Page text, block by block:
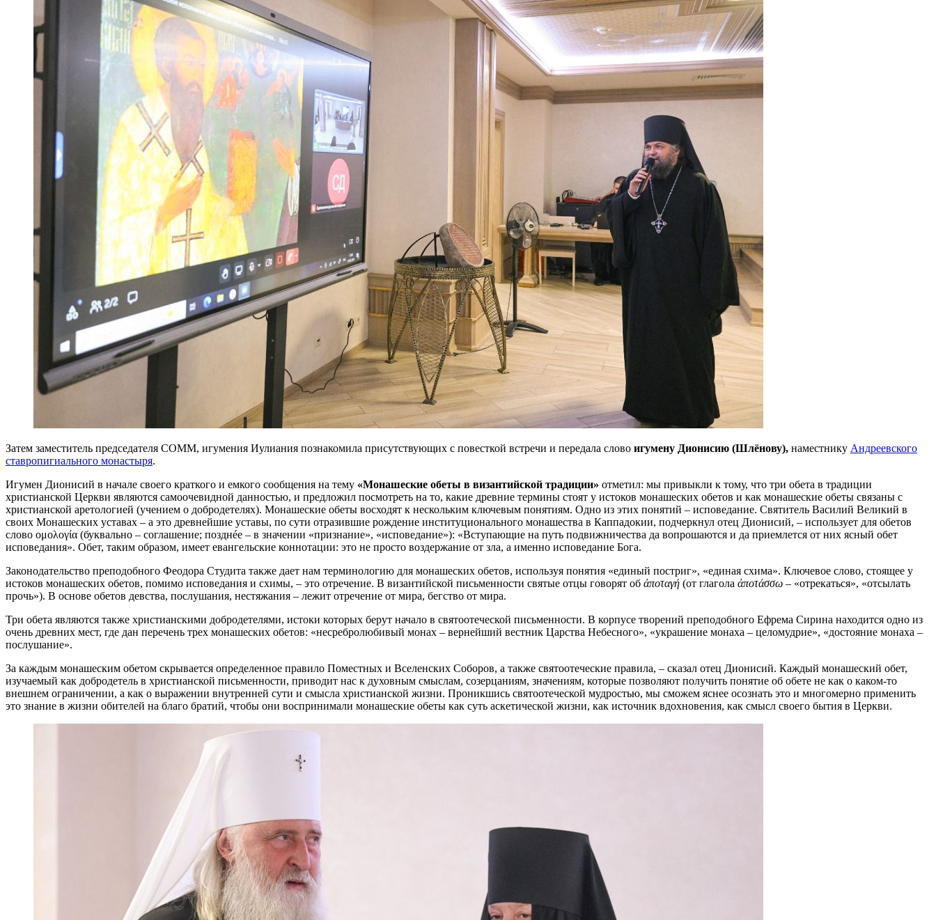
Затем заместитель председателя СОММ, игумения Иулиания познакомила присутствующих с повесткой встречи и передала слово игумену Дионисию (Шлёнову), наместнику Андреевского
ставропигиального монастыря.
Игумен Дионисий в начале своего краткого и емкого сообщения на тему «Монашеские обеты в византийской традиции» отметил: мы привыкли к тому, что три обета в традиции
христианской Церкви являются самоочевидной данностью, и предложил посмотреть на то, какие древние термины стоят у истоков монашеских обетов и как монашеские обеты связаны с
христианской аретологией (учением о добродетелях). Монашеские обеты восходят к нескольким ключевым понятиям. Одно из этих понятий – исповедание. Святитель Василий Великий в
своих Монашеских уставах – а это древнейшие уставы, по сути отразившие рождение институционального монашества в Каппадокии, подчеркнул отец Дионисий, – использует для обетов
слово ομολογία (буквально – соглашение; позднéе – в значении «признание», «исповедание»): «Вступающие на путь подвижничества да вопрошаются и да приемлется от них ясный обет
исповедания». Обет, таким образом, имеет евангельские коннотации: это не просто воздержание от зла, а именно исповедание Бога.
Законодательство преподобного Феодора Студита также дает нам терминологию для монашеских обетов, используя понятия «единый постриг», «единая схима». Ключевое слово, стоящее у
истоков монашеских обетов, помимо исповедания и схимы, – это отречение. В византийской письменности святые отцы говорят об ἀποταγή (от глагола ἀποτάσσω – «отрекаться», «отсылать
прочь»). В основе обетов девства, послушания, нестяжания – лежит отречение от мира, бегство от мира.
Три обета являются также христианскими добродетелями, истоки которых берут начало в святоотеческой письменности. В корпусе творений преподобного Ефрема Сирина находится одно из
очень древних мест, где дан перечень трех монашеских обетов: «несребролюбивый монах – вернейший вестник Царства Небесного», «украшение монаха – целомудрие», «достояние монаха –
послушание».
За каждым монашеским обетом скрывается определенное правило Поместных и Вселенских Соборов, а также святоотеческие правила, – сказал отец Дионисий. Каждый монашеский обет,
изучаемый как добродетель в христианской письменности, приводит нас к духовным смыслам, созерцаниям, значениям, которые позволяют получить понятие об обете не как о каком-то
внешнем ограничении, а как о выражении внутренней сути и смысла христианской жизни. Проникшись святоотеческой мудростью, мы сможем яснее осознать это и многомерно применить
это знание в жизни обителей на благо братий, чтобы они воспринимали монашеские обеты как суть аскетической жизни, как источник вдохновения, как смысл своего бытия в Церкви.